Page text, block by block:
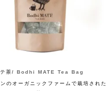
テ茶/ Bodhi MATE Tea Bag
のオーガニックファームで栽培された